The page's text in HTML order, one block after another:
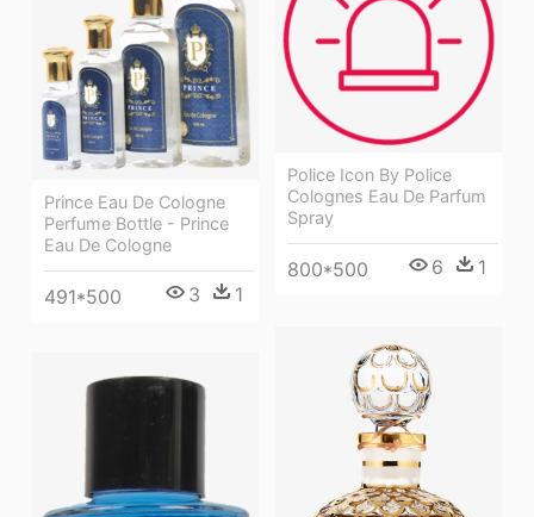
Prince Eau De Cologne
Perfume Bottle - Prince
Eau De Cologne
491*500 3 1
Police Icon By Police
Colognes Eau De Parfum
Spray
800*500 6 1